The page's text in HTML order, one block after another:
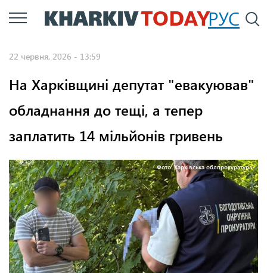
Перейти
до
РУС
22 червня, 2026 - 13:59
На Харківщині депутат "евакуював"
обладнання до тещі, а тепер
заплатить 14 мільйонів гривень
Фото: Харківська облпрокуратура